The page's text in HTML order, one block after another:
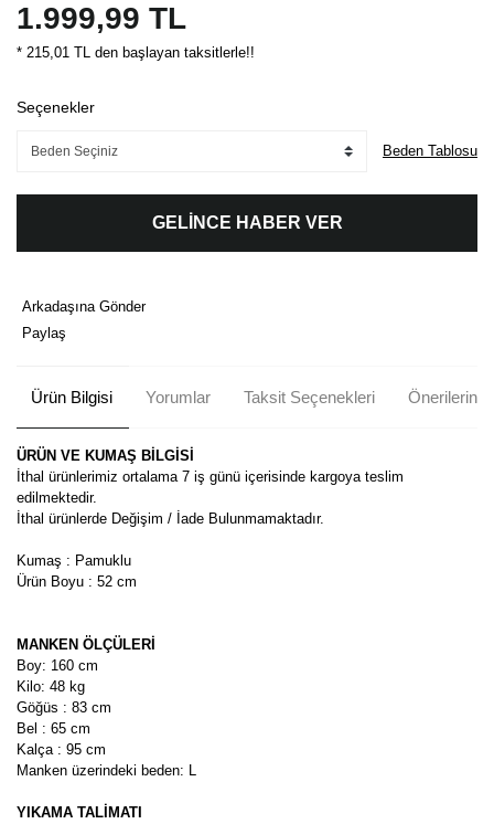
1.999,99 TL
* 215,01 TL den başlayan taksitlerle!!
Seçenekler
Beden Tablosu
GELİNCE HABER VER
Arkadaşına Gönder
Paylaş
Ürün Bilgisi Yorumlar Taksit Seçenekleri Önerileriniz
ÜRÜN VE KUMAŞ BİLGİSİ
İthal ürünlerimiz ortalama 7 iş günü içerisinde kargoya teslim
edilmektedir.
İthal ürünlerde Değişim / İade Bulunmamaktadır.
Kumaş : Pamuklu
Ürün Boyu : 52 cm
MANKEN ÖLÇÜLERİ
Boy: 160 cm
Kilo: 48 kg
Göğüs : 83 cm
Bel : 65 cm
Kalça : 95 cm
Manken üzerindeki beden: L
YIKAMA TALİMATI